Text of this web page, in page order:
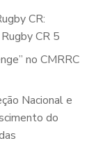
CR:
CR 5
no CMRRC
Nacional e
do